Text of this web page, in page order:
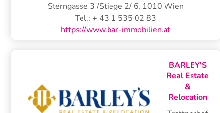
Sterngasse 3 /Stiege 2/ 6, 1010 Wien
Tel.: + 43 1 535 02 83
https://www.bar-immobilien.at
BARLEY'S
Real Estate
&
Relocation